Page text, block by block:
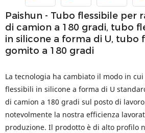
Paishun - Tubo flessibile per
di camion a 180 gradi, tubo
in silicone a forma di U, tubo
gomito a 180 gradi
La tecnologia ha cambiato il modo in
flessibili in silicone a forma di U
di camion a 180 gradi sul posto di
notevolmente la nostra efficienza
produzione. Il prodotto è di alto profilo